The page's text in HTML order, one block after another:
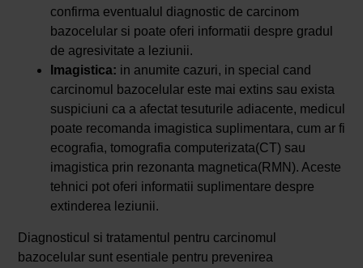
confirma eventualul diagnostic de carcinom
bazocelular si poate oferi informatii despre gradul
de agresivitate a leziunii.
Imagistica: in anumite cazuri, in special cand
carcinomul bazocelular este mai extins sau exista
suspiciuni ca a afectat tesuturile adiacente, medicul
poate recomanda imagistica suplimentara, cum ar fi
ecografia, tomografia computerizata(CT) sau
imagistica prin rezonanta magnetica(RMN). Aceste
tehnici pot oferi informatii suplimentare despre
extinderea leziunii.
Diagnosticul si tratamentul pentru carcinomul
bazocelular sunt esentiale pentru prevenirea